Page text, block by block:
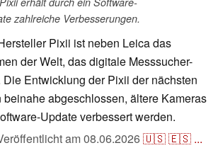
zahlreiche Verbesserungen.
Pixii ist neben Leica das
der Welt, das digitale Messsucher-
Entwicklung der Pixii der nächsten
abgeschlossen, ältere Kameras
Update verbessert werden.
am08.06.2026🇺🇸🇪🇸 ...